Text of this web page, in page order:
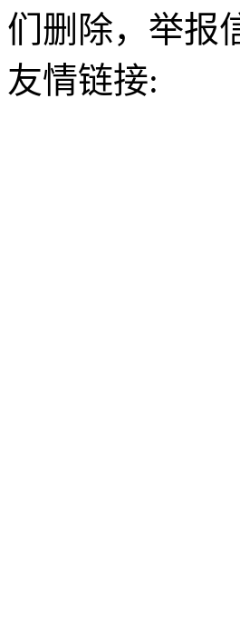
们删除，举报
友情链接: